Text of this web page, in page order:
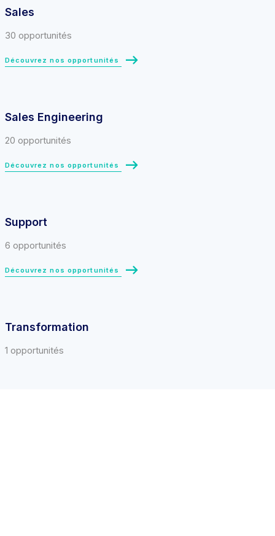
Sales
30 opportunités
Découvrez nos opportunités
Sales Engineering
20 opportunités
Découvrez nos opportunités
Support
6 opportunités
Découvrez nos opportunités
Transformation
1 opportunités